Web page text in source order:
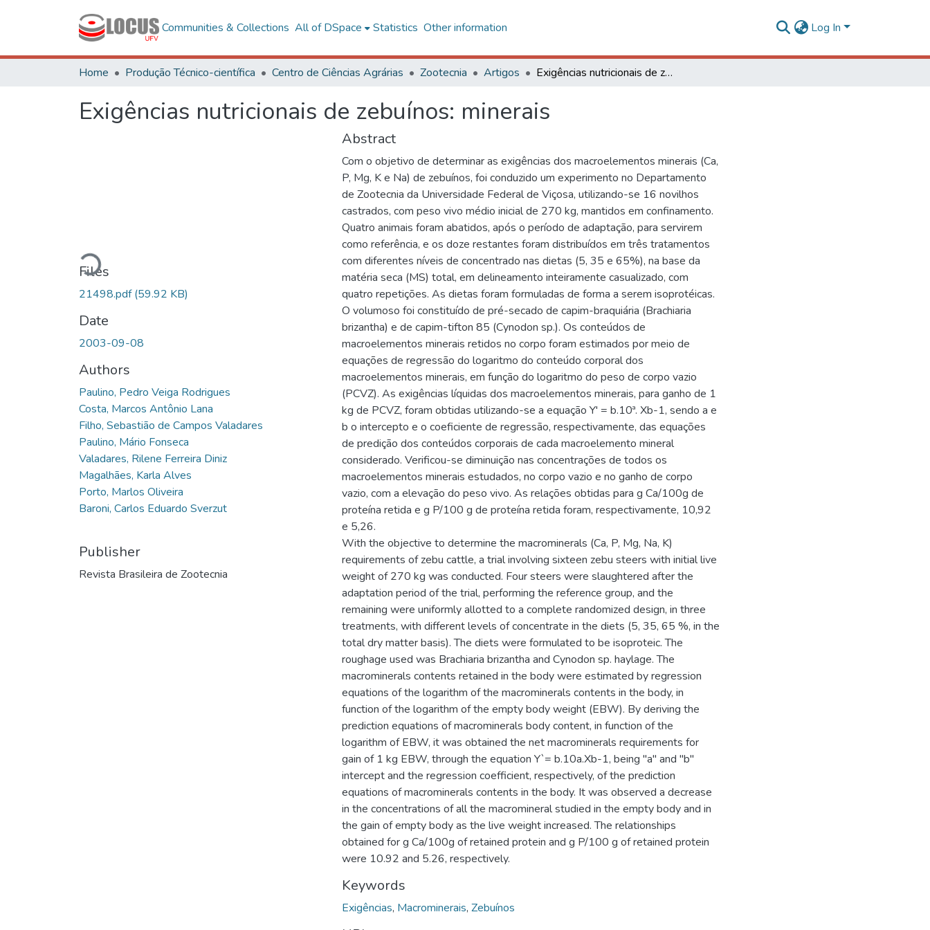
Communities & Collections All of DSpace Statistics Other information Log In
Home Produção Técnico-científica Centro de Ciências Agrárias Zootecnia Artigos Exigências nutricionais de zebuínos: minerais
Exigências nutricionais de zebuínos: minerais
Loading...
Files
21498.pdf(59.92 KB)
Date
2003-09-08
Authors
Paulino, Pedro Veiga Rodrigues
Costa, Marcos Antônio Lana
Filho, Sebastião de Campos Valadares
Paulino, Mário Fonseca
Valadares, Rilene Ferreira Diniz
Magalhães, Karla Alves
Porto, Marlos Oliveira
Baroni, Carlos Eduardo Sverzut
Publisher
Revista Brasileira de Zootecnia
Abstract
Com o objetivo de determinar as exigências dos macroelementos minerais (Ca,
P, Mg, K e Na) de zebuínos, foi conduzido um experimento no Departamento
de Zootecnia da Universidade Federal de Viçosa, utilizando-se 16 novilhos
castrados, com peso vivo médio inicial de 270 kg, mantidos em confinamento.
Quatro animais foram abatidos, após o período de adaptação, para servirem
como referência, e os doze restantes foram distribuídos em três tratamentos
com diferentes níveis de concentrado nas dietas (5, 35 e 65%), na base da
matéria seca (MS) total, em delineamento inteiramente casualizado, com
quatro repetições. As dietas foram formuladas de forma a serem isoprotéicas.
O volumoso foi constituído de pré-secado de capim-braquiária (Brachiaria
brizantha) e de capim-tifton 85 (Cynodon sp.). Os conteúdos de
macroelementos minerais retidos no corpo foram estimados por meio de
equações de regressão do logaritmo do conteúdo corporal dos
macroelementos minerais, em função do logaritmo do peso de corpo vazio
(PCVZ). As exigências líquidas dos macroelementos minerais, para ganho de 1
kg de PCVZ, foram obtidas utilizando-se a equação Y' = b.10ª. Xb-1, sendo a e
b o intercepto e o coeficiente de regressão, respectivamente, das equações
de predição dos conteúdos corporais de cada macroelemento mineral
considerado. Verificou-se diminuição nas concentrações de todos os
macroelementos minerais estudados, no corpo vazio e no ganho de corpo
vazio, com a elevação do peso vivo. As relações obtidas para g Ca/100g de
proteína retida e g P/100 g de proteína retida foram, respectivamente, 10,92
e 5,26.
With the objective to determine the macrominerals (Ca, P, Mg, Na, K)
requirements of zebu cattle, a trial involving sixteen zebu steers with initial live
weight of 270 kg was conducted. Four steers were slaughtered after the
adaptation period of the trial, performing the reference group, and the
remaining were uniformly allotted to a complete randomized design, in three
treatments, with different levels of concentrate in the diets (5, 35, 65 %, in the
total dry matter basis). The diets were formulated to be isoproteic. The
roughage used was Brachiaria brizantha and Cynodon sp. haylage. The
macrominerals contents retained in the body were estimated by regression
equations of the logarithm of the macrominerals contents in the body, in
function of the logarithm of the empty body weight (EBW). By deriving the
prediction equations of macrominerals body content, in function of the
logarithm of EBW, it was obtained the net macrominerals requirements for
gain of 1 kg EBW, through the equation Y`= b.10a.Xb-1, being "a" and "b"
intercept and the regression coefficient, respectively, of the prediction
equations of macrominerals contents in the body. It was observed a decrease
in the concentrations of all the macromineral studied in the empty body and in
the gain of empty body as the live weight increased. The relationships
obtained for g Ca/100g of retained protein and g P/100 g of retained protein
were 10.92 and 5.26, respectively.
Keywords
Exigências, Macrominerais, Zebuínos